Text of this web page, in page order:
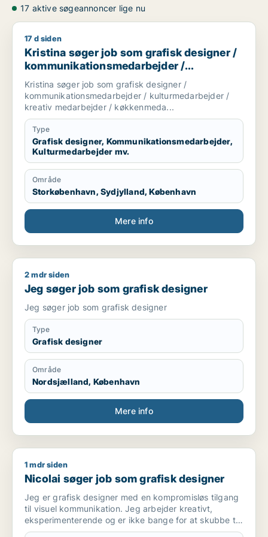
17 aktive søgeannoncer lige nu
Kristina søger job som grafisk designer /
17 d siden
Kristina søger job som grafisk designer /
kommunikationsmedarbejder /
kulturmedarbejder / kreativ medarbejder /
køkkenmedarbejder
Kristina søger job som grafisk designer /
kommunikationsmedarbejder / kulturmedarbejder /
kreativ medarbejder / køkkenmeda...
Type
Grafisk designer, Kommunikationsmedarbejder,
Kulturmedarbejder mv.
Område
Storkøbenhavn, Sydjylland, København
Mere info
Jeg søger job som grafisk designer
2 mdr siden
Jeg søger job som grafisk designer
Jeg søger job som grafisk designer
Type
Grafisk designer
Område
Nordsjælland, København
Mere info
Nicolai søger job som grafisk designer
1 mdr siden
Nicolai søger job som grafisk designer
Jeg er grafisk designer med en kompromisløs tilgang
til visuel kommunikation. Jeg arbejder kreativt,
eksperimenterende og er ikke bange for at skubbe til
rammerne for at skabe noget, der skiller sig ud.